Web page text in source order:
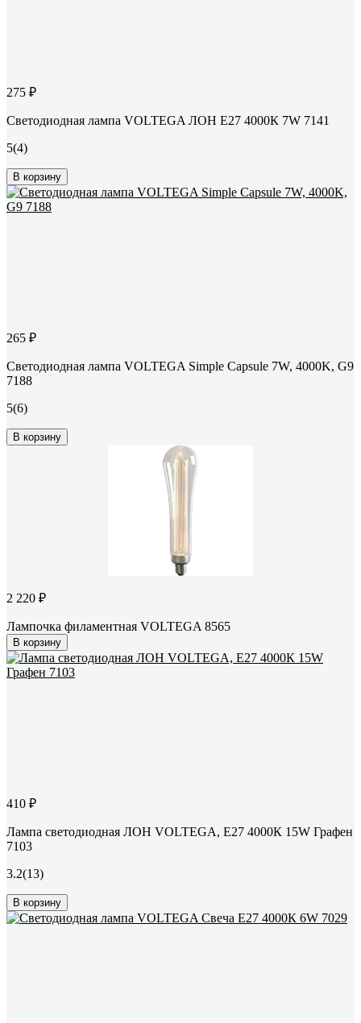
275 ₽
Светодиодная лампа VOLTEGA ЛОН Е27 4000К 7W 7141
5(4)
В корзину
265 ₽
Светодиодная лампа VOLTEGA Simple Capsule 7W, 4000K, G9
7188
5(6)
В корзину
2 220 ₽
Лампочка филаментная VOLTEGA 8565
В корзину
410 ₽
Лампа светодиодная ЛОН VOLTEGA, Е27 4000К 15W Графен
7103
3.2(13)
В корзину